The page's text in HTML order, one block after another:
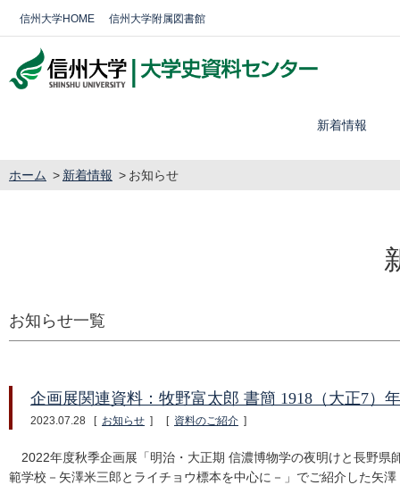
信州大学HOME 信州大学附属図書館
新着情報
ホーム 新着情報 お知らせ
お知らせ一覧
企画展関連資料：牧野富太郎 書簡 1918（大正7）
2023.07.28 [ お知らせ ] [ 資料のご紹介 ]
2022年度秋季企画展「明治・大正期 信濃博物学の夜明けと長野県
範学校－矢澤米三郎とライチョウ標本を中心に－」でご紹介した矢澤